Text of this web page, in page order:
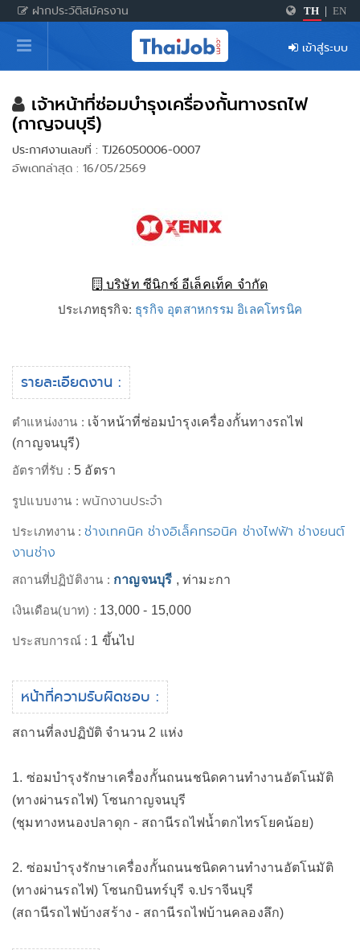
ฝากประวัติสมัครงาน TH EN
หน้าหลัก
ผู้สมัครงาน: เข้าสู่ระบบ
ฝากประวัติสมัครงาน
เกร็ดความรู้
เข้าสู่ระบบ
เจ้าหน้าที่ซ่อมบำรุงเครื่องกั้นทางรถไฟ
(กาญจนบุรี)
ประกาศงานเลขที่ : TJ26050006-0007
อัพเดทล่าสุด : 16/05/2569
บริษัท ซีนิกซ์ อีเล็คเท็ค จำกัด
ประเภทธุรกิจ: ธุรกิจ อุตสาหกรรม อิเลคโทรนิค
รายละเอียดงาน :
ตำแหน่งงาน : เจ้าหน้าที่ซ่อมบำรุงเครื่องกั้นทางรถไฟ
(กาญจนบุรี)
อัตราที่รับ : 5 อัตรา
รูปแบบงาน :พนักงานประจำ
ประเภทงาน :ช่างเทคนิค ช่างอิเล็คทรอนิค ช่างไฟฟ้า ช่างยนต์
งานช่าง
สถานที่ปฏิบัติงาน : กาญจนบุรี , ท่ามะกา
เงินเดือน(บาท) : 13,000 - 15,000
ประสบการณ์ : 1 ขึ้นไป
หน้าที่ความรับผิดชอบ :
สถานที่ลงปฏิบัติ จำนวน 2 แห่ง
1. ซ่อมบำรุงรักษาเครื่องกั้นถนนชนิดคานทำงานอัตโนมัติ
(ทางผ่านรถไฟ) โซนกาญจนบุรี
(ชุมทางหนองปลาดุก - สถานีรถไฟน้ำตกไทรโยคน้อย)
2. ซ่อมบำรุงรักษาเครื่องกั้นถนนชนิดคานทำงานอัตโนมัติ
(ทางผ่านรถไฟ) โซนกบินทร์บุรี จ.ปราจีนบุรี
(สถานีรถไฟบ้างสร้าง - สถานีรถไฟบ้านคลองลึก)